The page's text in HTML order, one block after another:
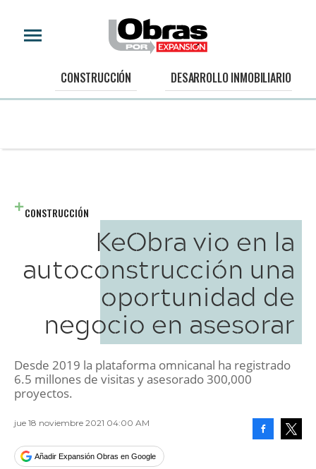
CONSTRUCCIÓN DESARROLLO INMOBILIARIO
CONSTRUCCIÓN
KeObra vio en la
autoconstrucción una
oportunidad de
negocio en asesorar
Desde 2019 la plataforma omnicanal ha registrado
6.5 millones de visitas y asesorado 300,000
proyectos.
jue 18 noviembre 2021 04:00 AM
Añadir Expansión Obras en Google